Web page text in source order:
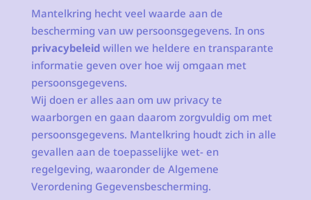
Mantelkring hecht veel waarde aan de
bescherming van uw persoonsgegevens. In ons
privacybeleidwillen we heldere en transparante
informatie geven over hoe wij omgaan met
persoonsgegevens.
Wij doen er alles aan om uw privacy te
waarborgen en gaan daarom zorgvuldig om met
persoonsgegevens. Mantelkring houdt zich in alle
gevallen aan de toepasselijke wet- en
regelgeving, waaronder de Algemene
Verordening Gegevensbescherming.